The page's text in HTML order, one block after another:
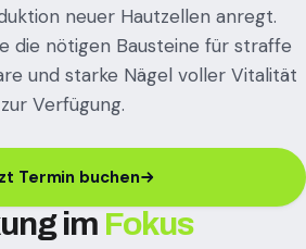
neuer Hautzellen anregt.
die nötigen Bausteine für straffe
und starke Nägel voller Vitalität
zur Verfügung.
Termin buchen
im Fokus